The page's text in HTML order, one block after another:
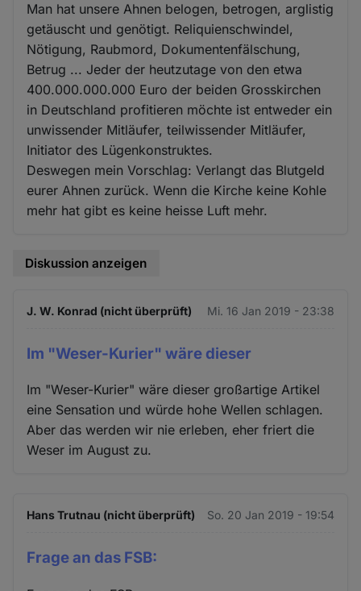
Man hat unsere Ahnen belogen, betrogen, arglistig
getäuscht und genötigt. Reliquienschwindel,
Nötigung, Raubmord, Dokumentenfälschung,
Betrug ... Jeder der heutzutage von den etwa
400.000.000.000 Euro der beiden Grosskirchen
in Deutschland profitieren möchte ist entweder ein
unwissender Mitläufer, teilwissender Mitläufer,
Initiator des Lügenkonstruktes.
Deswegen mein Vorschlag: Verlangt das Blutgeld
eurer Ahnen zurück. Wenn die Kirche keine Kohle
mehr hat gibt es keine heisse Luft mehr.
Diskussion anzeigen
J. W. Konrad (nicht überprüft) Mi. 16 Jan 2019 - 23:38
Im "Weser-Kurier" wäre dieser
Im "Weser-Kurier" wäre dieser großartige Artikel
eine Sensation und würde hohe Wellen schlagen.
Aber das werden wir nie erleben, eher friert die
Weser im August zu.
Hans Trutnau (nicht überprüft) So. 20 Jan 2019 - 19:54
Frage an das FSB: